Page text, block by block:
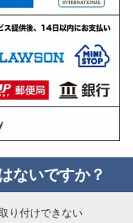
ないですか？
り付けできない